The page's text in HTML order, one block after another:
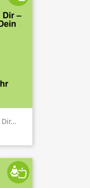
in Ihrer